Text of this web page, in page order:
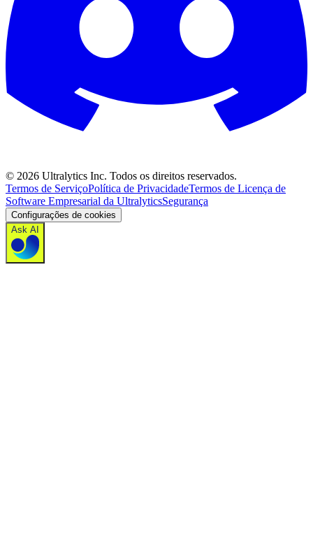
© 2026 Ultralytics Inc. Todos os direitos reservados.
Termos de ServiçoPolítica de PrivacidadeTermos de Licença de
Software Empresarial da UltralyticsSegurança
Configurações de cookies
Ask AI